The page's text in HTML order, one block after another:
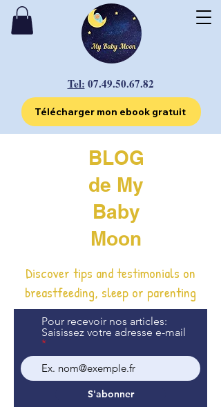
Tel: 07.49.50.67.82
Télécharger mon ebook gratuit
BLOG
de My
Baby
Moon
Discover tips and testimonials on
breastfeeding, sleep or parenting
Pour recevoir nos articles:
Saisissez votre adresse e-mail
S'abonner